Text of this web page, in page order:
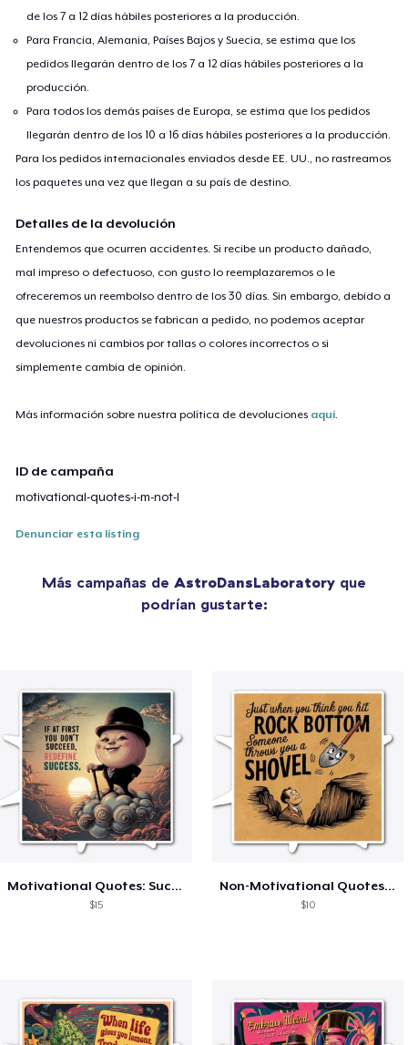
de los 7 a 12 días hábiles posteriores a la producción.
Para Francia, Alemania, Países Bajos y Suecia, se estima que los
pedidos llegarán dentro de los 7 a 12 días hábiles posteriores a la
producción.
Para todos los demás países de Europa, se estima que los pedidos
llegarán dentro de los 10 a 16 días hábiles posteriores a la producción.
Para los pedidos internacionales enviados desde EE. UU., no rastreamos
los paquetes una vez que llegan a su país de destino.
Detalles de la devolución
Entendemos que ocurren accidentes. Si recibe un producto dañado,
mal impreso o defectuoso, con gusto lo reemplazaremos o le
ofreceremos un reembolso dentro de los 30 días. Sin embargo, debido a
que nuestros productos se fabrican a pedido, no podemos aceptar
devoluciones ni cambios por tallas o colores incorrectos o si
simplemente cambia de opinión.
Más información sobre nuestra política de devoluciones aquí
ID de campaña
motivational-quotes-i-m-not-l
Denunciar esta listing
Más campañas de AstroDansLaboratory que
podrían gustarte:
Motivational Quotes: Success
$15
Non-Motivational Quotes: Rock Bottom
$10